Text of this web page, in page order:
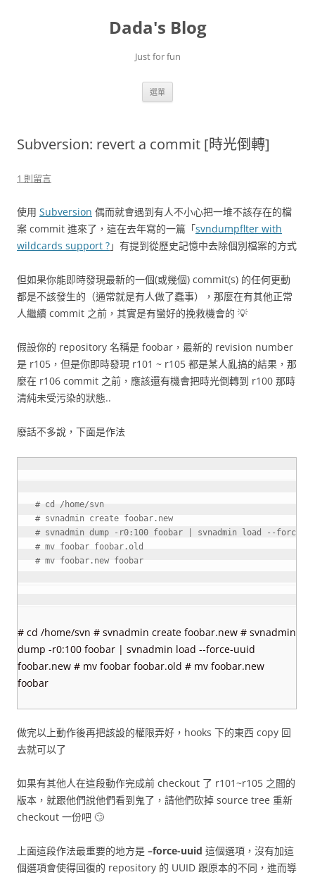
Dada's Blog
Just for fun
選單
Subversion: revert a commit [時光倒轉]
1 則留言
使用 Subversion 偶而就會遇到有人不小心把一堆不該存在的檔
案 commit 進來了，這在去年寫的一篇「svndumpflter with
wildcards support ?」有提到從歷史記憶中去除個別檔案的方式
但如果你能即時發現最新的一個(或幾個) commit(s) 的任何更動
都是不該發生的（通常就是有人做了蠢事），那麼在有其他正常
人繼續 commit 之前，其實是有蠻好的挽救機會的 💡
假設你的 repository 名稱是 foobar，最新的 revision number
是 r105，但是你即時發現 r101 ~ r105 都是某人亂搞的結果，那
麼在 r106 commit 之前，應該還有機會把時光倒轉到 r100 那時
清純未受污染的狀態..
廢話不多說，下面是作法
# cd /home/svn
# svnadmin create foobar.new
# svnadmin dump -r0:100 foobar | svnadmin load --force-
# mv foobar foobar.old
# mv foobar.new foobar
# cd /home/svn # svnadmin create foobar.new # svnadmin
dump -r0:100 foobar | svnadmin load --force-uuid
foobar.new # mv foobar foobar.old # mv foobar.new
foobar
做完以上動作後再把該設的權限弄好，hooks 下的東西 copy 回
去就可以了
如果有其他人在這段動作完成前 checkout 了 r101~r105 之間的
版本，就跟他們說他們看到鬼了，請他們砍掉 source tree 重新
checkout 一份吧 🙄
上面這段作法最重要的地方是 –force-uuid 這個選項，沒有加這
個選項會使得回復的 repository 的 UUID 跟原本的不同，進而導